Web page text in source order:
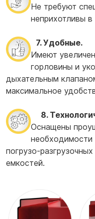
Не требуют
неприхотливы
7. Удобные.
Имеют
горловины и
дыхательным
максимальное
8.
Оснащены
погрузо-
емкостей.